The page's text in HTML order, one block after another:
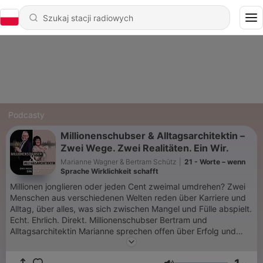
Podcasty
Millionenschubser & Alltagsarchitektin –
Zwei Wege. Zwei Realitäten. Ein Wir.
Marianne Wagner & Bertram Schütz
21 - Worte – wenn
Sprache Wirklichkeit schafft
Millionen jonglieren oder jeden Cent zweimal umdrehen? Zwei
Menschen aus verschiedenen Welten reden über Karriere und
Alltag, über alles, was sich zwischen Mangel und Fülle abspielt.
Echt. Ehrlich. Direkt. Millionenschubser Bertram und
Alltagsarchitektin Marianne sprechen offen über Erfolg und
Druck, Identität und Gesundheit, Werte und Verluste. Immer